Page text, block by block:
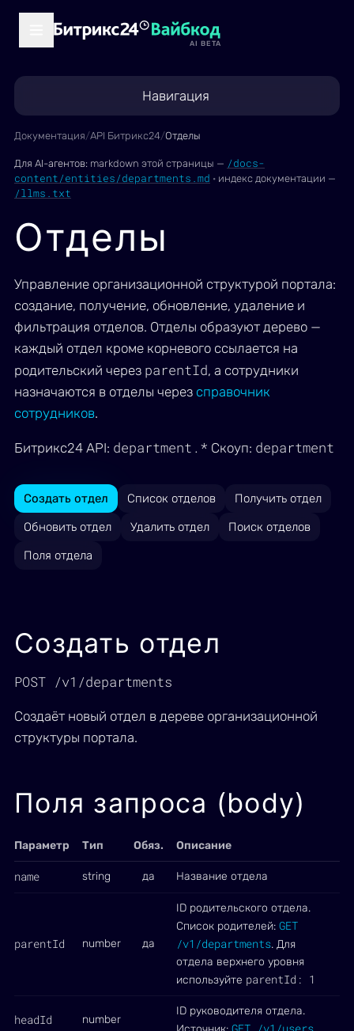
AI BETA
Навигация
Документация/API Битрикс24/Отделы
Для AI-агентов: markdown этой страницы — /docs-
content/entities/departments.md · индекс документации —
/llms.txt
Отделы
Управление организационной структурой портала:
создание, получение, обновление, удаление и
фильтрация отделов. Отделы образуют дерево —
каждый отдел кроме корневого ссылается на
родительский через parentId, а сотрудники
назначаются в отделы через справочник
сотрудников.
Битрикс24 API: department.* Скоуп: department
Создать отдел Список отделов
Получить отдел
Обновить отдел
Удалить отдел
Поиск отделов
Поля отдела
Создать отдел
POST /v1/departments
Создаёт новый отдел в дереве организационной
структуры портала.
Поля запроса (body)
Параметр Тип Обяз. Описание
name string да Название отдела
parentId number да
ID родительского отдела.
Список родителей: GET
/v1/departments. Для
отдела верхнего уровня
используйте parentId: 1
headId number
ID руководителя отдела.